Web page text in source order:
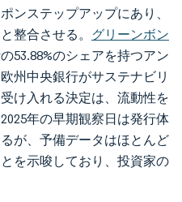
ンステップアップにあり、
整合させる。 グリーンボン
53.88%のシェアを持つアン
州中央銀行がサステナビリ
け入れる決定は、流動性を
年の早期観察日は発行体
が、予備データはほとんど
を示唆しており、投資家の